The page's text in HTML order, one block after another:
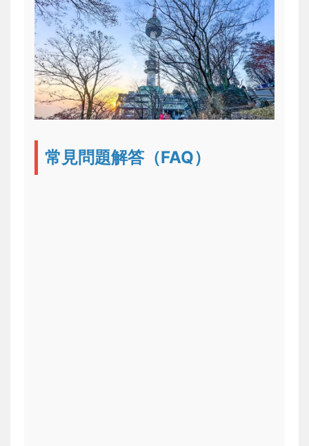
常見問題解答（FAQ）